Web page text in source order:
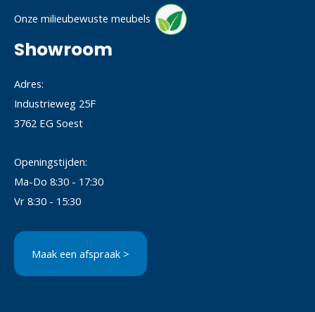
Onze milieubewuste meubels
Showroom
Adres:
Industrieweg 25F
3762 EG Soest
Openingstijden:
Ma-Do 8:30 - 17:30
Vr 8:30 - 15:30
Maak een afspraak >